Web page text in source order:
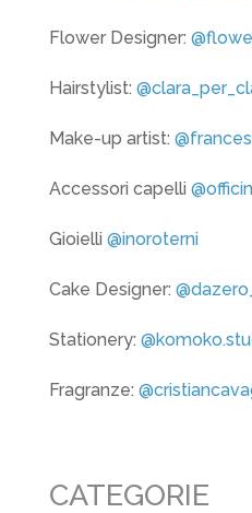
Flower Designer:
Hairstylist:
Make-up artist:
Accessori capelli
Gioielli @inoroterni
Cake Designer:
Stationery:
Fragranze:
CATEGORIE